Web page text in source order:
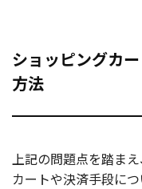
ショッピングカ
方法
上記の問題点を踏ま
カートや決済手段に